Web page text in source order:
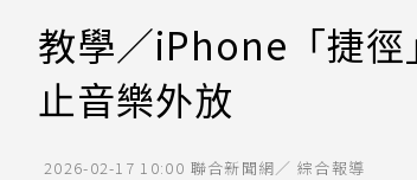
教學／iPhone「捷
止音樂外放
2026-02-17 10:00 聯合新聞網／ 綜合報導